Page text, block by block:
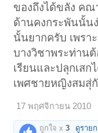
ของถึงได้ขลัง คณ
ด้านคงกระพันนั้น
นั้นยากครับ เพรา
บางวิชาพระท่านต้
เรียนและปลุกเส
เพศชายหญิงสมสุ่
17 พฤศจิกายน 2010
ถูกใจ x3 ดูราย